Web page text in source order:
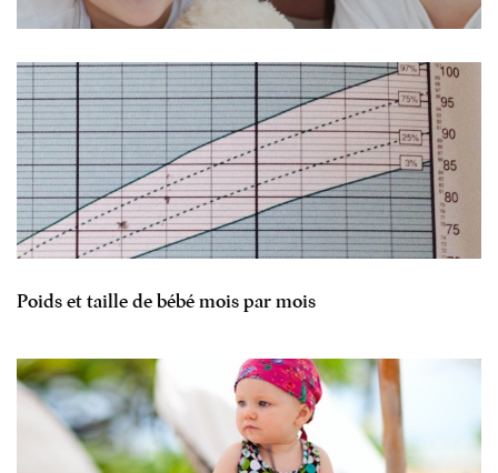
Poids et taille de bébé mois par mois